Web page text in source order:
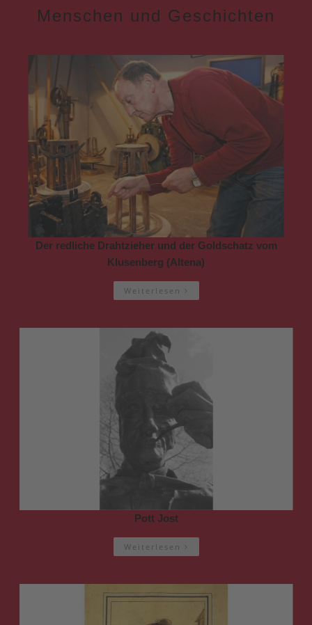
Menschen und Geschichten
Der redliche Drahtzieher und der Goldschatz vom
Klusenberg (Altena)
Weiterlesen
Pott Jost
Weiterlesen